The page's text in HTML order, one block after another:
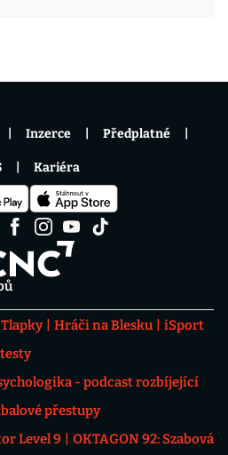
Hráči na Blesku
iSport
- podcast rozbíjející
přestupy
Level 9
OKTAGON 92: Szabová
Inzerce Předplatné
Kariéra